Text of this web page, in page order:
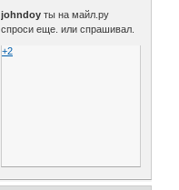
johndoy ты на майл.ру
спроси еще. или спрашивал.
+2